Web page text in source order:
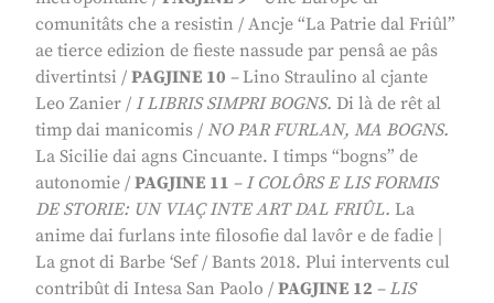
comunitâts che a resistin / Ancje “La Patrie dal Friûl”
ae tierce edizion de fieste nassude par pensâ ae pâs
divertintsi / PAGJINE 10 –Lino Straulino al cjante
Leo Zanier / I LIBRIS SIMPRI BOGNS. Di là de rêt al
timp dai manicomis / NO PAR FURLAN, MA BOGNS.
La Sicilie dai agns Cincuante. I timps “bogns” de
autonomie / PAGJINE 11 – I COLÔRS E LIS FORMIS
DE STORIE: UN VIAÇ INTE ART DAL FRIÛL. La
anime dai furlans inte filosofie dal lavôr e de fadie
La gnot di Barbe ‘Sef/ Bants 2018. Plui intervents cul
contribût di Intesa San Paolo / PAGJINE 12 – LIS